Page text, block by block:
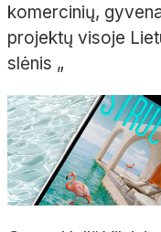
komercinių,
projektų visoje
slėnis „